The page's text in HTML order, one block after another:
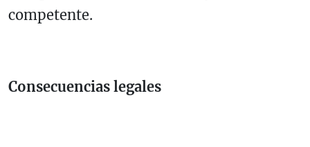
competente.
Consecuencias legales